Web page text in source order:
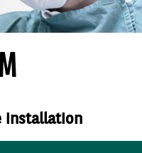
installation